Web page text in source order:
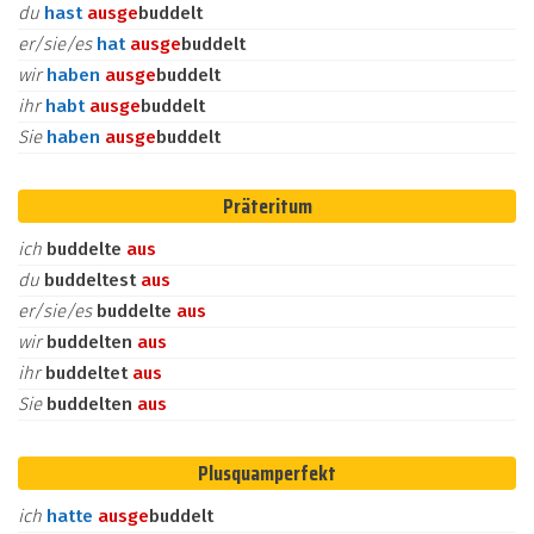
du hast ausgebuddelt
er/sie/es hat ausgebuddelt
wirhaben ausgebuddelt
ihrhabt ausgebuddelt
Sie haben ausgebuddelt
Präteritum
ich buddelte aus
du buddeltest aus
er/sie/es buddelte aus
wirbuddelten aus
ihrbuddeltet aus
Sie buddelten aus
Plusquamperfekt
ich hatte ausgebuddelt